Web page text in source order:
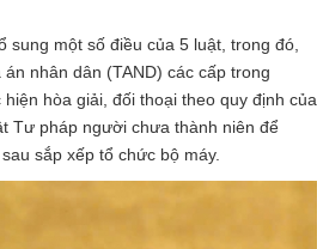
một số điều của 5 luật, trong đó,
nhân dân (TAND) các cấp trong
hòa giải, đối thoại theo quy định của
Tư pháp người chưa thành niên để
sắp xếp tổ chức bộ máy.